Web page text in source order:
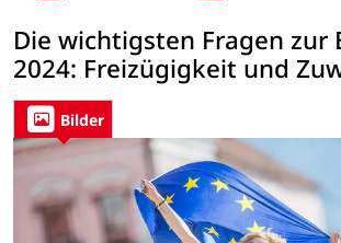
Die wichtigsten Fragen zur
2024: Freizügigkeit und
Bilder